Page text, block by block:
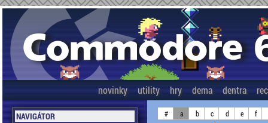
novinky utility hry dema dentra
NAVIGÁTOR # a b c d e f